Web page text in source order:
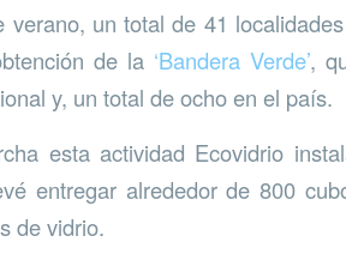
verano, un total de 41
de la ‘Bandera Verde’,
y, un total de ocho en el país.
esta actividad Ecovidrio
entregar alrededor de 800
de vidrio.